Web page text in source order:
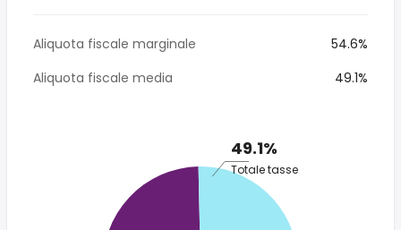
Aliquota fiscale marginale
54.6%
Aliquota fiscale media
49.1%
49.1%
Totale tasse